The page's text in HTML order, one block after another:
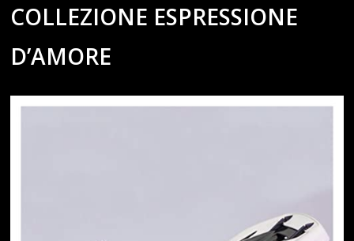
COLLEZIONE ESPRESSIONE
D’AMORE